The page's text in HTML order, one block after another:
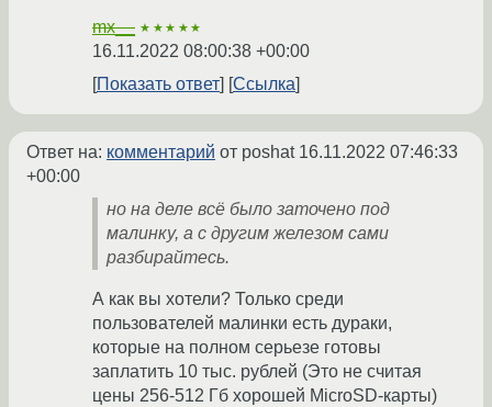
mx__ ★★★★★
16.11.2022 08:00:38 +00:00
Показать ответ
Ссылка
Ответ на: комментарий от poshat 16.11.2022 07:46:33
+00:00
но на деле всё было заточено под
малинку, а с другим железом сами
разбирайтесь.
А как вы хотели? Только среди
пользователей малинки есть дураки,
которые на полном серьезе готовы
заплатить 10 тыс. рублей (Это не считая
цены 256-512 Гб хорошей MicroSD-карты)